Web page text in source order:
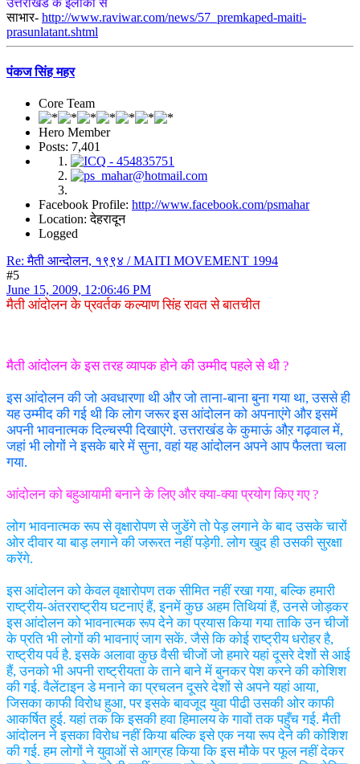
उत्तराखंड के इलाकों से
साभार- http://www.raviwar.com/news/57_premkaped-maiti-
prasunlatant.shtml
पंकज सिंह महर
Core Team
Hero Member
Posts: 7,401
Facebook Profile: http://www.facebook.com/psmahar
Location: देहरादून
Logged
Re: मैती आन्दोलन, १९९४ / MAITI MOVEMENT 1994
#5
June 15, 2009, 12:06:46 PM
मैती आंदोलन के प्रवर्तक कल्याण सिंह रावत से बातचीत
मैती आंदोलन के इस तरह व्यापक होने की उम्मीद पहले से थी ?
इस आंदोलन की जो अवधारणा थी और जो ताना-बाना बुना गया था, उससे ही
यह उम्मीद की गई थी कि लोग जरूर इस आंदोलन को अपनाएंगे और इसमें
अपनी भावनात्मक दिल्चस्पी दिखाएंगे. उत्तराखंड के कुमाऊं औऱ गढ़वाल में,
जहां भी लोगों ने इसके बारे में सुना, वहां यह आंदोलन अपने आप फैलता चला
गया.
आंदोलन को बहुआयामी बनाने के लिए और क्या-क्या प्रयोग किए गए ?
लोग भावनात्मक रूप से वृक्षारोपण से जुडेंगे तो पेड़ लगाने के बाद उसके चारों
ओर दीवार या बाड़ लगाने की जरूरत नहीं पड़ेगी. लोग खुद ही उसकी सुरक्षा
करेंगे.
इस आंदोलन को केवल वृक्षारोपण तक सीमित नहीं रखा गया, बल्कि हमारी
राष्ट्रीय-अंतरराष्ट्रीय घटनाएं हैं, इनमें कुछ अहम तिथियां हैं, उनसे जोड़कर
इस आंदोलन को भावनात्मक रूप देने का प्रयास किया गया ताकि उन चीजों
के प्रति भी लोगों की भावनाएं जाग सकें. जैसे कि कोई राष्ट्रीय धरोहर है,
राष्ट्रीय पर्व है. इसके अलावा कुछ वैसी चीजों जो हमारे यहां दूसरे देशों से आई
हैं, उनको भी अपनी राष्ट्रीयता के ताने बाने में बुनकर पेश करने की कोशिश
की गई. वैलेंटाइन डे मनाने का प्रचलन दूसरे देशों से अपने यहां आया,
जिसका काफी विरोध हुआ, पर इसके बावजूद युवा पीढी उसकी ओर काफी
आकर्षित हुई. यहां तक कि इसकी हवा हिमालय के गावों तक पहुँच गई. मैती
आंदोलन ने इसका विरोध नहीं किया बल्कि इसे एक नया रूप देने की कोशिश
की गई. हम लोगों ने युवाओं से आग्रह किया कि इस मौके पर फूल नहीं देकर